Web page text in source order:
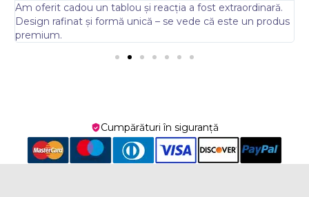
Am oferit cadou un tablou și reacția a fost extraordinară.
Design rafinat și formă unică – se vede că este un produs
premium.
Cumpărături în siguranță